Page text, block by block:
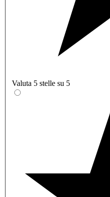
Valuta 5 stelle su 5